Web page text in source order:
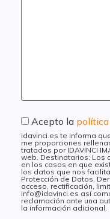
Acepto la
idavinci.es te informa
me proporciones
tratados por IDAVINCI
web. Destinatarios: Los
en los casos en que
los datos que nos
Protección de Datos.
acceso, rectificación,
info@idavinci.es así
reclamación ante una
la información adicional.